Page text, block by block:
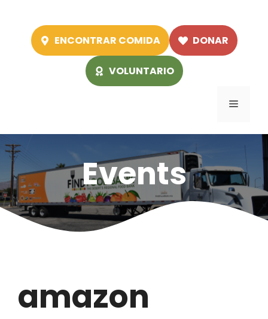
ENCONTRAR COMIDA DONAR
VOLUNTARIO
Menú
Events
amazon